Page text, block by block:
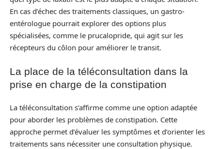
En cas d’échec des traitements classiques, un gastro-
entérologue pourrait explorer des options plus
spécialisées, comme le prucalopride, qui agit sur les
récepteurs du côlon pour améliorer le transit.
La place de la téléconsultation dans la
prise en charge de la constipation
La téléconsultation s’affirme comme une option adaptée
pour aborder les problèmes de constipation. Cette
approche permet d’évaluer les symptômes et d’orienter les
traitements sans nécessiter une consultation physique.